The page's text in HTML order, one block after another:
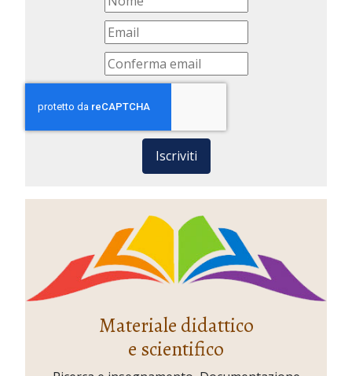
Iscriviti
Materiale didattico
e scientifico